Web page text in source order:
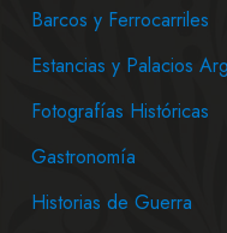
Barcos y Ferrocarriles
Estancias y Palacios
Fotografías Históricas
Gastronomía
Historias de Guerra